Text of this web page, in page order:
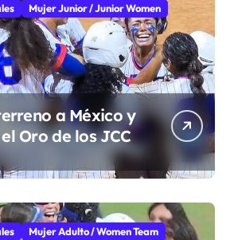
Mujer Junior / Junior Women
a México y
Oro de los JCC
Mujer Adulto / Women Team